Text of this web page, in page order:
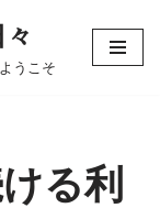
うこそ
る利